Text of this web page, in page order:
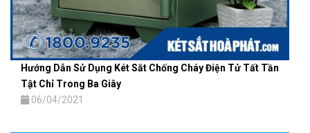
Hướng Dẫn Sử Dụng Két Sắt Chống Cháy Điện Tử Tất Tần
Tật Chỉ Trong Ba Giây
06/04/2021